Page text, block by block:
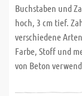
Buchstaben und
hoch, 3 cm tief.
verschiedene
Farbe, Stoff und
von Beton